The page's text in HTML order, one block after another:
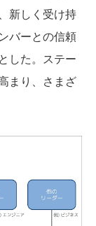
新しく受け持
バーとの信頼
した。ステー
まり、さまざ